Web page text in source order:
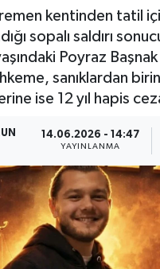
kentinden tatil
sopalı saldırı
Poyraz Başnak
sanıklardan
ise 12 yıl hapis
14.06.2026 - 14:47
YAYINLANMA